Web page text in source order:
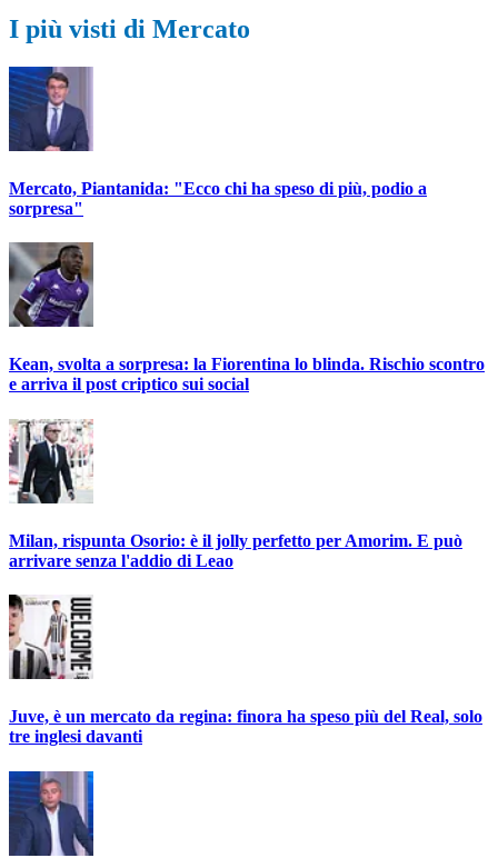
I più visti di Mercato
Mercato, Piantanida: "Ecco chi ha speso di più, podio a
sorpresa"
Kean, svolta a sorpresa: la Fiorentina lo blinda. Rischio scontro
e arriva il post criptico sui social
Milan, rispunta Osorio: è il jolly perfetto per Amorim. E può
arrivare senza l'addio di Leao
Juve, è un mercato da regina: finora ha speso più del Real, solo
tre inglesi davanti